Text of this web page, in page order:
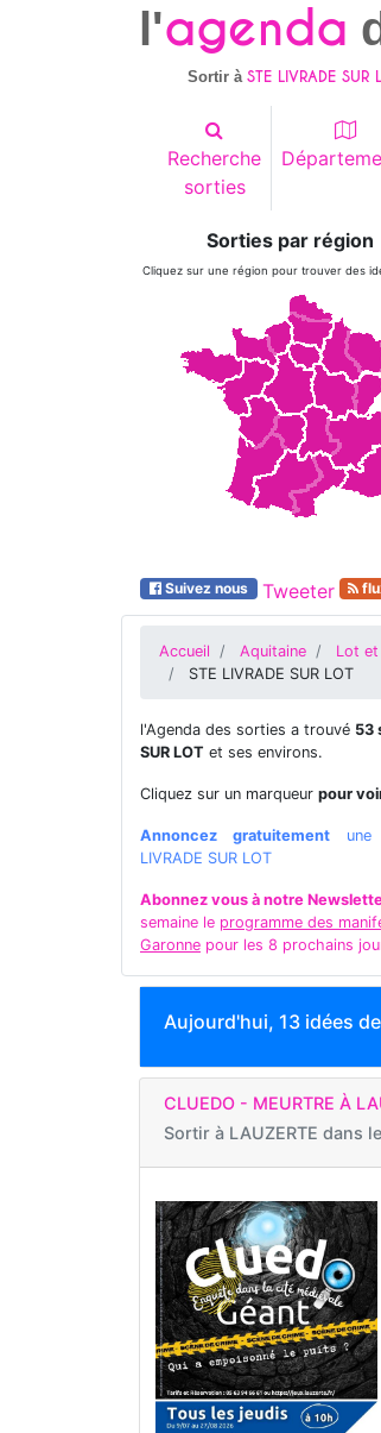
l'agenda
Sortir àSTE LIVRADE SUR
Recherche
sorties
Sorties par région
Cliquez sur une région pour trouver des
Suivez nous Tweeter
Accueil Aquitaine
Lot et
STE LIVRADE SUR LOT
l'Agenda des sorties a trouvé 53
SUR LOT et ses environs.
Cliquez sur un marqueur pour
Annoncez gratuitementune
LIVRADE SUR LOT
Abonnez vous à notre
semaine le programme des
Garonne pour les 8 prochains
Aujourd'hui, 13 idées
CLUEDO - MEURTRE À
Sortir à LAUZERTE dans